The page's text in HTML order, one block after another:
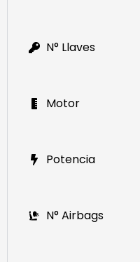
N° Llaves
Motor
Potencia
N° Airbags